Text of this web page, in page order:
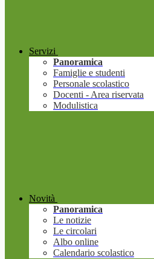
Servizi
Panoramica
Famiglie e studenti
Personale scolastico
Docenti - Area riservata
Modulistica
Novità
Panoramica
Le notizie
Le circolari
Albo online
Calendario scolastico